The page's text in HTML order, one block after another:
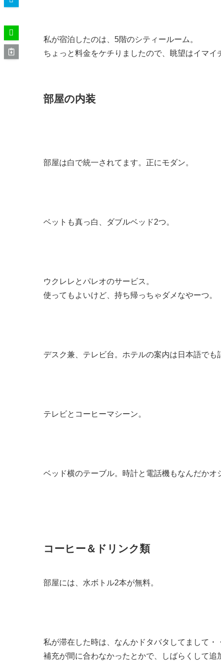
私が宿泊したのは、5階のシティールーム。
ちょっと料金をケチりましたので、眺望はイマイ
部屋の内装
部屋は白で統一されてます。正にモダン。
ベットも真っ白、ダブルベッド2つ。
ウクレレとパレオのサービス。
使ってもよいけど、持ち帰っちゃダメなやーつ。
デスク兼、テレビ台。ホテルの案内は日本語でも
テレビとコーヒーマシーン。
ベッド横のテーブル。時計と電話機もなんだかオ
コーヒー＆ドリンク類
部屋には、水ボトル2本が無料。
私が滞在した時は、なんかドタバタしてまして・
補充が間に合わなかったとかで、しばらくして追